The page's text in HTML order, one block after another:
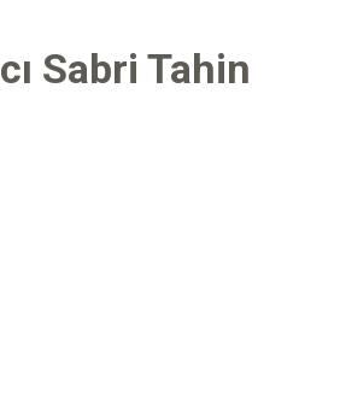
Sabri Tahin